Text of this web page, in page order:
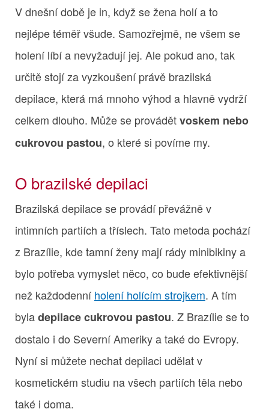
V dnešní době je in, když se žena holí a to
nejlépe téměř všude. Samozřejmě, ne všem se
holení líbí a nevyžadují jej. Ale pokud ano, tak
určitě stojí za vyzkoušení právě brazilská
depilace, která má mnoho výhod a hlavně vydrží
celkem dlouho. Může se provádětvoskem nebo
cukrovou pastou, o které si povíme my.
O brazilské depilaci
Brazilská depilace se provádí převážně v
intimních partiích a tříslech. Tato metoda pochází
z Brazílie, kde tamní ženy mají rády minibikiny a
bylo potřeba vymyslet něco, co bude efektivnější
než každodenníholení holícím strojkem. A tím
byladepilace cukrovou pastou. Z Brazílie se to
dostalo i do Severní Ameriky a také do Evropy.
Nyní si můžete nechat depilaci udělat v
kosmetickém studiu na všech partiích těla nebo
také i doma.